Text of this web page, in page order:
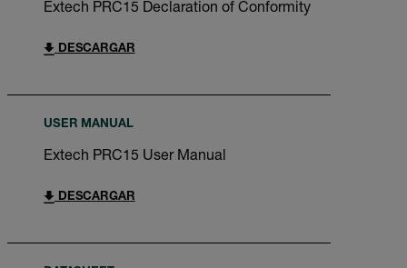
Extech PRC15 Declaration of Conformity
DESCARGAR
USER MANUAL
Extech PRC15 User Manual
DESCARGAR